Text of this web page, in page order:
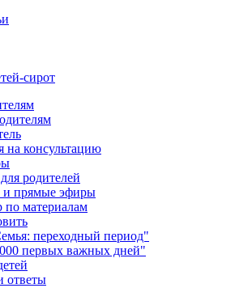
сирот
на консультацию
родителей
и прямые эфиры
по материалам
переходный период"
первых важных дней"
ответы